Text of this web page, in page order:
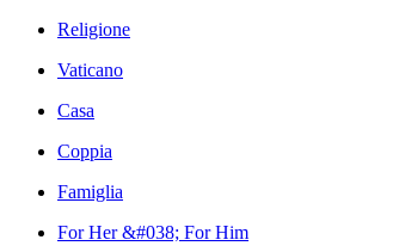
Religione
Vaticano
Casa
Coppia
Famiglia
For Her &#038; For Him